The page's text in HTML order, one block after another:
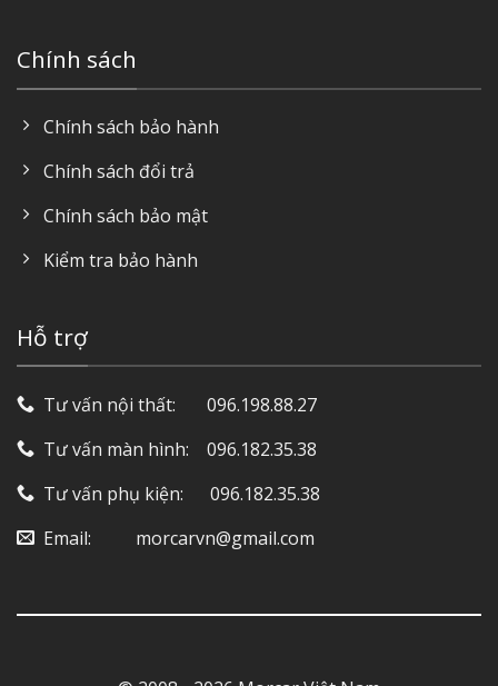
Chính sách
Chính sách bảo hành
Chính sách đổi trả
Chính sách bảo mật
Kiểm tra bảo hành
Hỗ trợ
Tư vấn nội thất: ‎ ‎ ‎ ‎ ‎ ‎ 096.198.88.27
Tư vấn màn hình: ‎ ‎ ‎ 096.182.35.38
Tư vấn phụ kiện: ‎ ‎ ‎ ‎‎ ‎ 096.182.35.38
Email: ‎ ‎ ‎ ‎ ‎ ‎ ‎ ‎ ‎ morcarvn@gmail.com